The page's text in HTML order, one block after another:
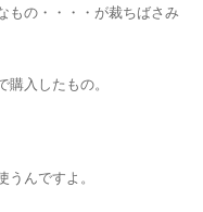
もの・・・・が裁ちばさみ
入したもの。
んですよ。